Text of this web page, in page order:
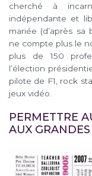
cherché à
indépendante et
mariée (d’après sa
ne compte plus le
plus de 150
l’élection
pilote de F1, rock
jeux vidéo.
PERMETTRE
AUX GRANDES